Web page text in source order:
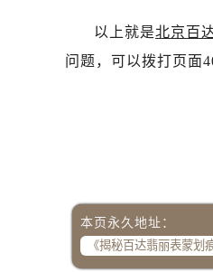
以上就是北京百
问题，可以拨打页面
本页永久地址：